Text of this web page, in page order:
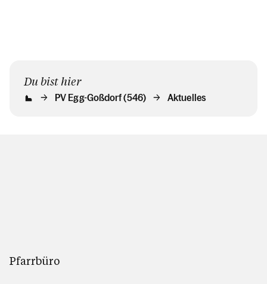
Du bist hier
PV Egg-Goßdorf (546) Aktuelles
Pfarrbüro